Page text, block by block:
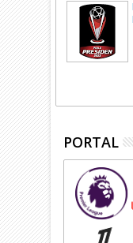
PORTAL